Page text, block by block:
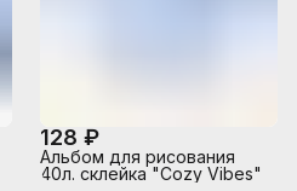
128 ₽
Альбом для рисования
40л. склейка "Cozy Vibes"